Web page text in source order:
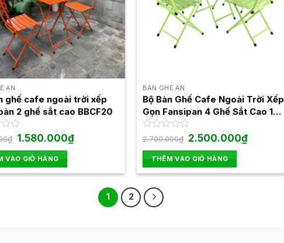
ĂN
ghế cafe ngoài trời xếp
2 ghế sắt cao BBCF20
₫ Giá
gốc
là:
1.700.000₫.
1.580.000₫Giá
hiện
VÀO GIỎ HÀNG
BÀN GHẾ ĂN
Bộ Bàn Ghế Cafe Ngoài Trời Xếp
Gọn Fansipan 4 Ghế Sắt Cao 1
Bàn Sắt Cao
Được
hạng
0
5
2.700.000₫ Giá
gốc
là:
2.700.000₫.
2.500.000₫Giá
hiện
THÊM VÀO GIỎ HÀNG
1 2